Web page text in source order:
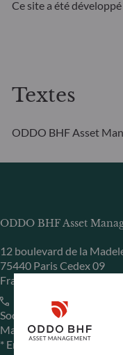
Ce site a été
Textes
ODDO BHF Asset
ODDO BHF Asset
12 boulevard de la
75440 Paris Cedex 09
France
+33 1 44 51 80 28
Société de Gestion de
Marchés Financiers sous
* Entité responsable du